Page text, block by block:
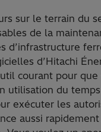
sur le terrain du
de la
d’infrastructure
d’Hitachi
courant pour
utilisation du
exécuter les
aussi